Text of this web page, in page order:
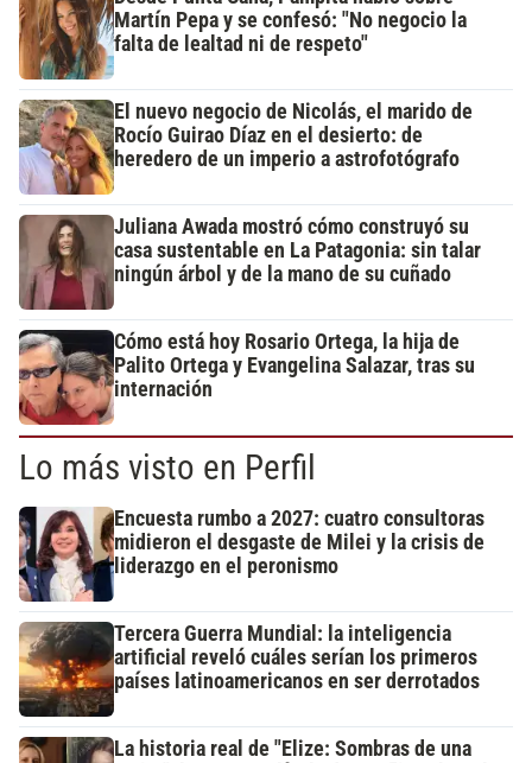
Martín Pepa y se confesó: "No negocio la
falta de lealtad ni de respeto"
El nuevo negocio de Nicolás, el marido de
Rocío Guirao Díaz en el desierto: de
heredero de un imperio a astrofotógrafo
Juliana Awada mostró cómo construyó su
casa sustentable en La Patagonia: sin talar
ningún árbol y de la mano de su cuñado
Cómo está hoy Rosario Ortega, la hija de
Palito Ortega y Evangelina Salazar, tras su
internación
Lo más visto en Perfil
Encuesta rumbo a 2027: cuatro consultoras
midieron el desgaste de Milei y la crisis de
liderazgo en el peronismo
Tercera Guerra Mundial: la inteligencia
artificial reveló cuáles serían los primeros
países latinoamericanos en ser derrotados
La historia real de "Elize: Sombras de una